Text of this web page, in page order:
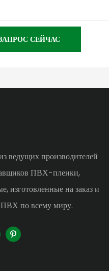
СЕЙЧАС
ведущих производителей
ПВХ-пленки,
изготовленные на заказ и
по всему миру.